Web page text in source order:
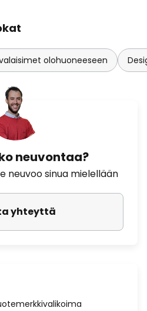
olohuoneeseen
neuvontaa?
neuvoo sinua mielellään
yhteyttä